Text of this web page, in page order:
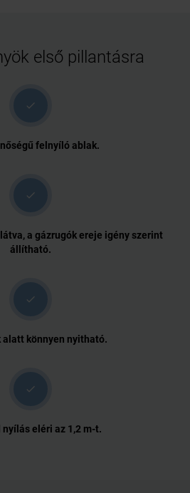
első pillantásra
check
felnyíló ablak.
check
a gázrugók ereje igény szerint
állítható.
check
alatt könnyen nyitható.
check
nyílás eléri az 1,2 m-t.